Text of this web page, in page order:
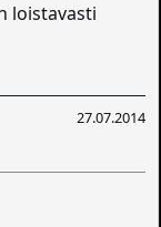
loistavasti
27.07.2014